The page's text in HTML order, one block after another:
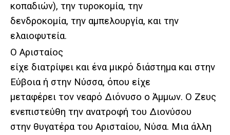
κοπαδιών), την τυροκομία, την
δενδροκομία, την αμπελουργία, και την
ελαιοφυτεία.
Ο Αρισταίος
είχε διατρίψει και ένα μικρό διάστημα και στην
Εύβοια ή στην Νύσσα, όπου είχε
μεταφέρει τον νεαρό Διόνυσο ο Άμμων. Ο Ζευς
ενεπιστεύθη την ανατροφή του Διονύσου
στην θυγατέρα του Αρισταίου, Νύσα. Μια άλλη